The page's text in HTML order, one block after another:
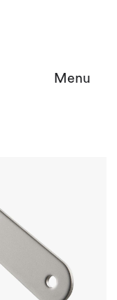
Menu